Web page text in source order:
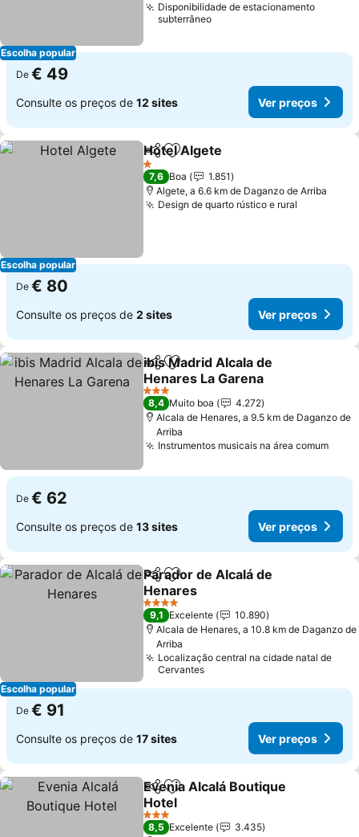
Escolha popular
Disponibilidade de estacionamento
subterrâneo
De € 49
Consulte os preços de 12 sites Ver preços
Escolha popular
PartilharAdicionar aos favoritos
Hotel Algete
1 Estrelas
7,6 Boa
1.851
Algete, a 6.6 km de Daganzo de Arriba
Design de quarto rústico e rural
De € 80
Consulte os preços de 2 sites Ver preços
PartilharAdicionar aos favoritos
ibis Madrid Alcala de
Henares La Garena
Ver preços
3 Estrelas
8,4 Muito boa
4.272
Alcala de Henares, a 9.5 km de Daganzo de
Arriba
Instrumentos musicais na área comumVer
De € 62
Consulte os preços de 13 sites Ver preços
Escolha popular
PartilharAdicionar aos favoritos
Parador de Alcalá de
Henares
Ver preços
4 Estrelas
9,1 Excelente
10.890
Alcala de Henares, a 10.8 km de Daganzo de
Arriba
Localização central na cidade natal de
Cervantes
De € 91
Consulte os preços de 17 sites Ver preços
PartilharAdicionar aos favoritos
Evenia Alcalá Boutique
Hotel
Ver preços
3 Estrelas
8,5 Excelente
3.435